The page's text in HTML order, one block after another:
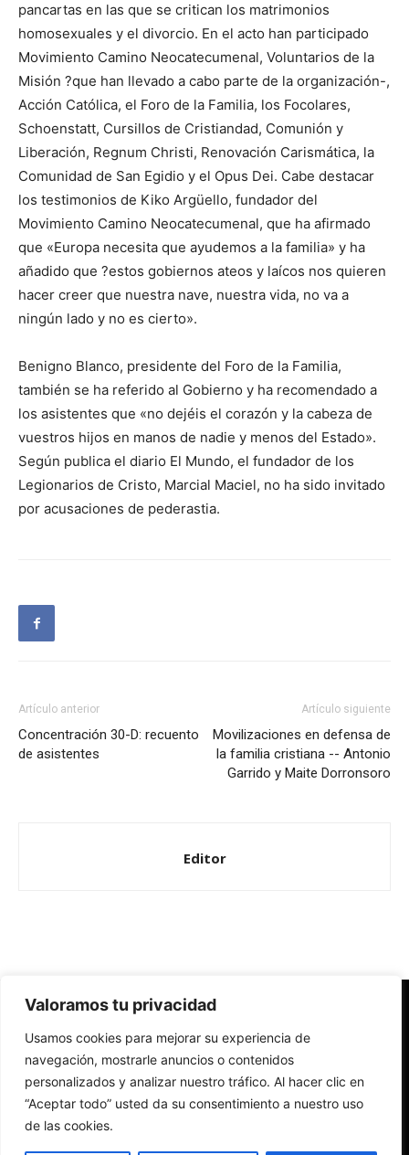
Valoramos tu privacidad
Usamos cookies para mejorar su experiencia de
navegación, mostrarle anuncios o contenidos
personalizados y analizar nuestro tráfico. Al hacer clic en
“Aceptar todo” usted da su consentimiento a nuestro uso
de las cookies.
pancartas en las que se critican los matrimonios
homosexuales y el divorcio. En el acto han participado
Movimiento Camino Neocatecumenal, Voluntarios de la
Misión ?que han llevado a cabo parte de la organización-,
Acción Católica, el Foro de la Familia, los Focolares,
Schoenstatt, Cursillos de Cristiandad, Comunión y
Liberación, Regnum Christi, Renovación Carismática, la
Comunidad de San Egidio y el Opus Dei. Cabe destacar
los testimonios de Kiko Argüello, fundador del
Movimiento Camino Neocatecumenal, que ha afirmado
que «Europa necesita que ayudemos a la familia» y ha
añadido que ?estos gobiernos ateos y laícos nos quieren
hacer creer que nuestra nave, nuestra vida, no va a
ningún lado y no es cierto».
Benigno Blanco, presidente del Foro de la Familia,
también se ha referido al Gobierno y ha recomendado a
los asistentes que «no dejéis el corazón y la cabeza de
vuestros hijos en manos de nadie y menos del Estado».
Según publica el diario El Mundo, el fundador de los
Legionarios de Cristo, Marcial Maciel, no ha sido invitado
por acusaciones de pederastia.
Artículo anterior
Concentración 30-D: recuento
de asistentes
Artículo siguiente
Movilizaciones en defensa de
la familia cristiana -- Antonio
Garrido y Maite Dorronsoro
Editor
Redes Cristianas
Una mirada alternativa sobre la Iglesia católica y la sociedad
- Colectivos de Redes Cristianas